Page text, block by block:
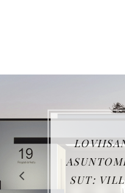
US
03